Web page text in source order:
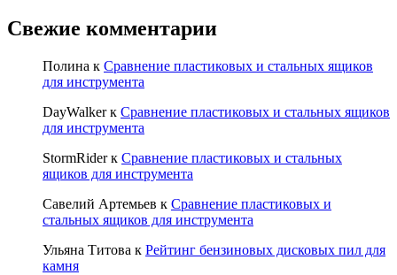
Свежие комментарии
Полина к Сравнение пластиковых и стальных ящиков
для инструмента
DayWalkerк Сравнение пластиковых и стальных ящиков
для инструмента
StormRiderк Сравнение пластиковых и стальных
ящиков для инструмента
Савелий Артемьев к Сравнение пластиковых и
стальных ящиков для инструмента
Ульяна Титова к Рейтинг бензиновых дисковых пил для
камня